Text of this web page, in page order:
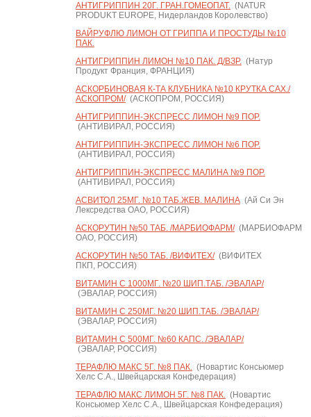
АНТИГРИППИН 20Г. ГРАН.ГОМЕОПАТ.(NATUR
PRODUKT EUROPE, Нидерландов Королевство)
ВАЙРУФЛЮ ЛИМОН ОТ ГРИППА И ПРОСТУДЫ №10
ПАК.
АНТИГРИППИН ЛИМОН №10 ПАК. Д/ВЗР.(Натур
Продукт Франция, ФРАНЦИЯ)
АСКОРБИНОВАЯ К-ТА КЛУБНИКА №10 КРУТКА САХ./
АСКОПРОМ/(АСКОПРОМ, РОССИЯ)
АНТИГРИППИН-ЭКСПРЕСС ЛИМОН №9 ПОР.
(АНТИВИРАЛ, РОССИЯ)
АНТИГРИППИН-ЭКСПРЕСС ЛИМОН №6 ПОР.
(АНТИВИРАЛ, РОССИЯ)
АНТИГРИППИН-ЭКСПРЕСС МАЛИНА №9 ПОР.
(АНТИВИРАЛ, РОССИЯ)
АСВИТОЛ 25МГ. №10 ТАБ.ЖЕВ. МАЛИНА(Ай Си Эн
Лексредства ОАО, РОССИЯ)
АСКОРУТИН №50 ТАБ. /МАРБИОФАРМ/(МАРБИОФАРМ
ОАО, РОССИЯ)
АСКОРУТИН №50 ТАБ. /ВИФИТЕХ/(ВИФИТЕХ
ПКП, РОССИЯ)
ВИТАМИН С 1000МГ. №20 ШИП.ТАБ. /ЭВАЛАР/
(ЭВАЛАР, РОССИЯ)
ВИТАМИН С 250МГ. №20 ШИП.ТАБ. /ЭВАЛАР/
(ЭВАЛАР, РОССИЯ)
ВИТАМИН С 500МГ. №60 КАПС. /ЭВАЛАР/
(ЭВАЛАР, РОССИЯ)
ТЕРАФЛЮ МАКС 5Г. №8 ПАК.(Новартис Консьюмер
Хелс С.А., Швейцарская Конфедерация)
ТЕРАФЛЮ МАКС ЛИМОН 5Г. №8 ПАК.(Новартис
Консьюмер Хелс С.А., Швейцарская Конфедерация)